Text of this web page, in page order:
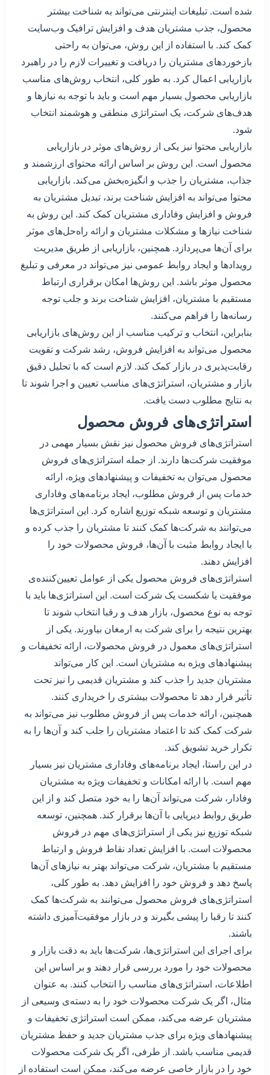
شده است. تبلیغات اینترنتی می‌تواند به شناخت بیشتر
محصول، جذب مشتریان هدف و افزایش ترافیک وب‌سایت
کمک کند. با استفاده از این روش، می‌توان به راحتی
بازخوردهای مشتریان را دریافت و تغییرات لازم را در راهبرد
بازاریابی اعمال کرد. به طور کلی، انتخاب روش‌های مناسب
بازاریابی محصول بسیار مهم است و باید با توجه به نیازها و
هدف‌های شرکت، یک استراتژی منطقی و هوشمند انتخاب
شود.
بازاریابی محتوا نیز یکی از روش‌های موثر در بازاریابی
محصول است. این روش بر اساس ارائه محتوای ارزشمند و
جذاب، مشتریان را جذب و انگیزه‌بخش می‌کند. بازاریابی
محتوا می‌تواند به افزایش شناخت برند، تبدیل مشتریان به
فروش و افزایش وفاداری مشتریان کمک کند. این روش به
شناخت نیازها و مشکلات مشتریان و ارائه راه‌حل‌های موثر
برای آن‌ها می‌پردازد. همچنین، بازاریابی از طریق مدیریت
رویدادها و ایجاد روابط عمومی نیز می‌تواند در معرفی و تبلیغ
محصول موثر باشد. این روش‌ها امکان برقراری ارتباط
مستقیم با مشتریان، افزایش شناخت برند و جلب توجه
رسانه‌ها را فراهم می‌کنند.
بنابراین، انتخاب و ترکیب مناسب از این روش‌های بازاریابی
محصول می‌تواند به افزایش فروش، رشد شرکت و تقویت
رقابت‌پذیری در بازار کمک کند. لازم است که با تحلیل دقیق
بازار و مشتریان، استراتژی‌های مناسب تعیین و اجرا شوند تا
به نتایج مطلوب دست یافت.
استراتژی‌های فروش محصول
استراتژی‌های فروش محصول نیز نقش بسیار مهمی در
موفقیت شرکت‌ها دارند. از جمله استراتژی‌های فروش
محصول می‌توان به تخفیفات و پیشنهادهای ویژه، ارائه
خدمات پس از فروش مطلوب، ایجاد برنامه‌های وفاداری
مشتریان و توسعه شبکه توزیع اشاره کرد. این استراتژی‌ها
می‌توانند به شرکت‌ها کمک کنند تا مشتریان را جذب کرده و
با ایجاد روابط مثبت با آن‌ها، فروش محصولات خود را
افزایش دهند.
استراتژی‌های فروش محصول یکی از عوامل تعیین‌کننده‌ی
موفقیت یا شکست یک شرکت است. این استراتژی‌ها باید با
توجه به نوع محصول، بازار هدف و رقبا انتخاب شوند تا
بهترین نتیجه را برای شرکت به ارمغان بیاورند. یکی از
استراتژی‌های معمول در فروش محصولات، ارائه تخفیفات و
پیشنهادهای ویژه به مشتریان است. این کار می‌تواند
مشتریان جدید را جذب کند و مشتریان قدیمی را نیز تحت
تأثیر قرار دهد تا محصولات بیشتری را خریداری کنند.
همچنین، ارائه خدمات پس از فروش مطلوب نیز می‌تواند به
شرکت کمک کند تا اعتماد مشتریان را جلب کند و آن‌ها را به
تکرار خرید تشویق کند.
در این راستا، ایجاد برنامه‌های وفاداری مشتریان نیز بسیار
مهم است. با ارائه امکانات و تخفیفات ویژه به مشتریان
وفادار، شرکت می‌تواند آن‌ها را به خود متصل کند و از این
طریق روابط دیرپایی با آن‌ها برقرار کند. همچنین، توسعه
شبکه توزیع نیز یکی از استراتژی‌های مهم در فروش
محصولات است. با افزایش تعداد نقاط فروش و ارتباط
مستقیم با مشتریان، شرکت می‌تواند بهتر به نیازهای آن‌ها
پاسخ دهد و فروش خود را افزایش دهد. به طور کلی،
استراتژی‌های فروش محصول می‌توانند به شرکت‌ها کمک
کنند تا رقبا را پیشی بگیرند و در بازار موفقیت‌آمیزی داشته
باشند.
برای اجرای این استراتژی‌ها، شرکت‌ها باید به دقت بازار و
محصولات خود را مورد بررسی قرار دهند و بر اساس این
اطلاعات، استراتژی‌های مناسب را انتخاب کنند. به عنوان
مثال، اگر یک شرکت محصولات خود را به دسته‌ی وسیعی از
مشتریان عرضه می‌کند، ممکن است استراتژی تخفیفات و
پیشنهادهای ویژه برای جذب مشتریان جدید و حفظ مشتریان
قدیمی مناسب باشد. از طرفی، اگر یک شرکت محصولات
خود را در بازار خاصی عرضه می‌کند، ممکن است استفاده از